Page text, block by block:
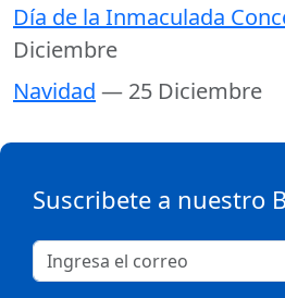
Día de la Inmaculada
Diciembre
Navidad — 25 Diciembre
Suscribete a nuestro